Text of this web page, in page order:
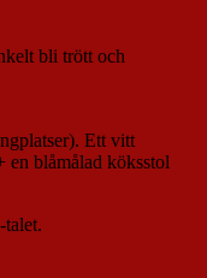
bli trött och
Ett vitt
en blåmålad köksstol
talet.